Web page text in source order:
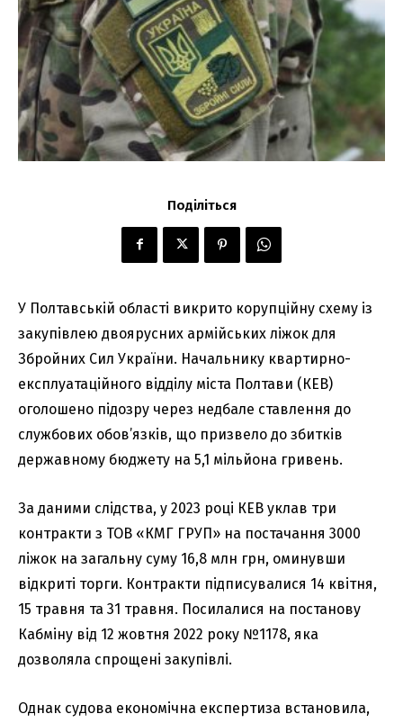
Поділіться
У Полтавській області викрито корупційну схему із
закупівлею двоярусних армійських ліжок для
Збройних Сил України. Начальнику квартирно-
експлуатаційного відділу міста Полтави (КЕВ)
оголошено підозру через недбале ставлення до
службових обов’язків, що призвело до збитків
державному бюджету на 5,1 мільйона гривень.
За даними слідства, у 2023 році КЕВ уклав три
контракти з ТОВ «КМГ ГРУП» на постачання 3000
ліжок на загальну суму 16,8 млн грн, оминувши
відкриті торги. Контракти підписувалися 14 квітня,
15 травня та 31 травня. Посилалися на постанову
Кабміну від 12 жовтня 2022 року №1178, яка
дозволяла спрощені закупівлі.
Однак судова економічна експертиза встановила,